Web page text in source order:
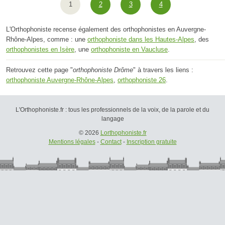
1 2 3 4
L'Orthophoniste recense également des orthophonistes en Auvergne-
Rhône-Alpes, comme : une orthophoniste dans les Hautes-Alpes , des
orthophonistes en Isère , une orthophoniste en Vaucluse
Retrouvez cette page "orthophoniste Drôme" à travers les liens :
orthophoniste Auvergne-Rhône-Alpes orthophoniste 26
L'Orthophoniste.fr : tous les professionnels de la voix, de la parole et du
langage
© 2026 Lorthophoniste.fr
Mentions légales- Contact- Inscription gratuite